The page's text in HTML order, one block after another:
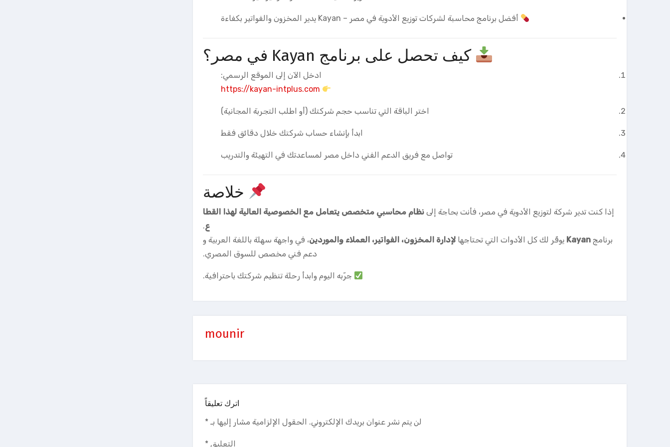
أفضل برنامج محاسبة لشركات توزيع الأدوية في مصر – Kayan يدير المخزون والفواتير بكفاءة
كيف تحصل على برنامج Kayan في مصر؟
ادخل الآن إلى الموقع الرسمي:
https://kayan-intplus.com
اختر الباقة التي تناسب حجم شركتك (أو اطلب التجربة المجانية)
ابدأ بإنشاء حساب شركتك خلال دقائق فقط
تواصل مع فريق الدعم الفني داخل مصر لمساعدتك في التهيئة والتدريب
خلاصة
إذا كنت تدير شركة لتوزيع الأدوية في مصر، فأنت بحاجة إلى نظام محاسبي متخصص يتعامل مع الخصوصية العالية لهذا القطا
ع.
برنامج Kayan يوفّر لك كل الأدوات التي تحتاجها لإدارة المخزون، الفواتير، العملاء والموردين، في واجهة سهلة باللغة العربية و
دعم فني مخصص للسوق المصري.
جرّبه اليوم وابدأ رحلة تنظيم شركتك باحترافية.
mounir
اترك تعليقاً
لن يتم نشر عنوان بريدك الإلكتروني. الحقول الإلزامية مشار إليها بـ *
التعليق *